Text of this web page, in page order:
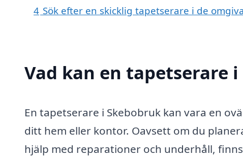
4 Sök efter en skicklig tapetserare i de
Vad kan en tapetserare
En tapetserare i Skebobruk kan vara en
ditt hem eller kontor. Oavsett om du
hjälp med reparationer och underhåll,